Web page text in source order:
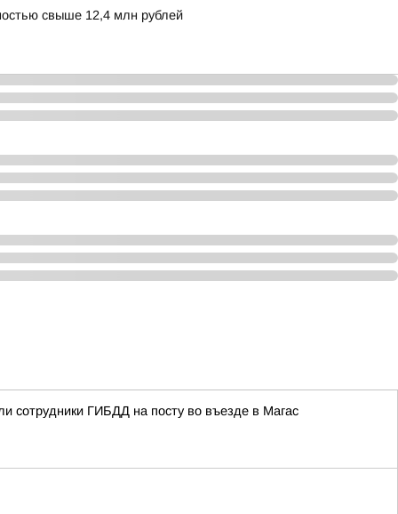
свыше 12,4 млн рублей
сотрудники ГИБДД на посту во въезде в Магас